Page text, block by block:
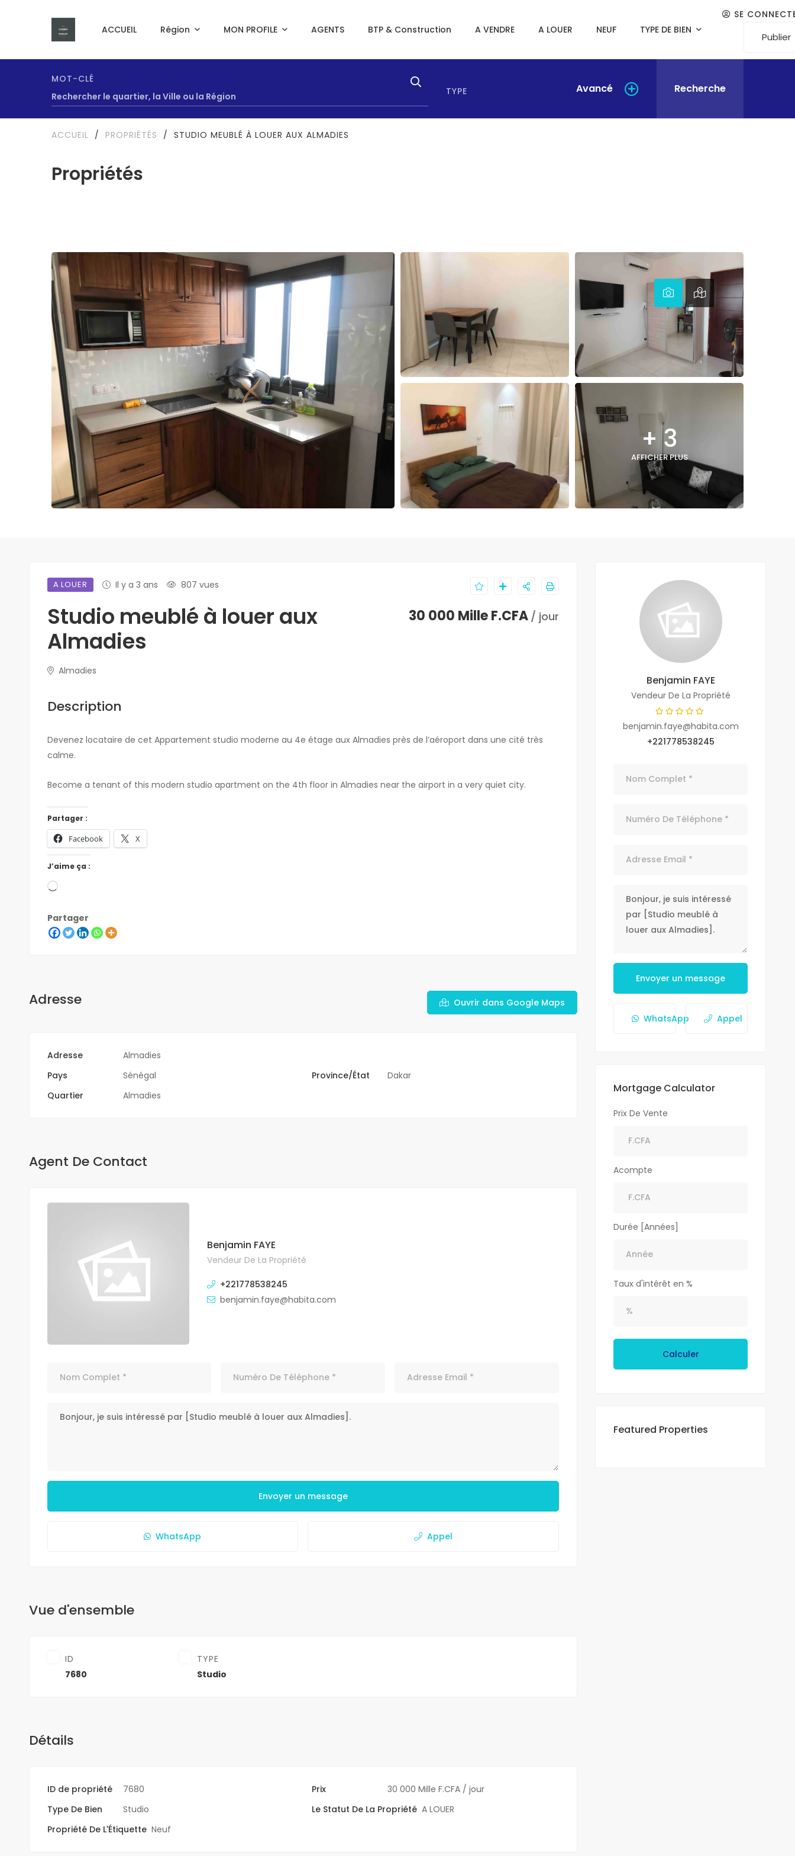
ACCUEIL Région MON PROFILE AGENTS BTP & Construction A VENDRE A LOUER NEUF TYPE DE BIEN
SE
Publier
MOT-CLÉ
TYPE
Avancé Recherche
Propriétés
ACCUEIL / PROPRIÉTÉS / STUDIO MEUBLÉ À LOUER AUX ALMADIES
+ 3
AFFICHER PLUS
A LOUER Il y a 3 ans 807 vues
Studio meublé à louer aux
Almadies
Almadies
30 000 Mille F.CFA / jour
Description
Devenez locataire de cet Appartement studio moderne au 4e étage aux Almadies près de l’aéroport dans une cité très
calme.
Become a tenant of this modern studio apartment on the 4th floor in Almadies near the airport in a very quiet city.
Partager :
Facebook X
J’aime ça :
Partager
Adresse Ouvrir dans Google Maps
Adresse
Almadies
Pays
Sénégal Province/État
Dakar
Quartier
Almadies
Agent De Contact
Benjamin FAYE
Vendeur De La Propriété
+221778538245
benjamin.faye@habita.com
Envoyer un message
WhatsApp Appel
Vue d'ensemble
ID
7680
TYPE
Studio
Détails
ID de propriété 7680 Prix 30 000 Mille F.CFA / jour
Type De Bien
Studio Le Statut De La Propriété A LOUER
Propriété De L'Étiquette Neuf
Benjamin FAYE
Vendeur De La Propriété
benjamin.faye@habita.com
+221778538245
Envoyer un message
WhatsApp Appel
Mortgage Calculator
Prix De Vente
Acompte
Durée [Années]
Taux d'intérêt en %
Calculer
Featured Properties